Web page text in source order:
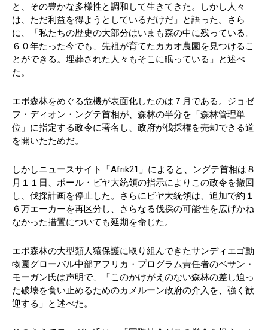
と、その豊かな多様性と調和して生きてきた。しかし人々
は、ただ利益を得ようとしているだけだ」と語った。さら
に、「私たちの歴史の大部分はいまも森の中に残っている。
６０年たった今でも、先祖が育てたカカオ農園を見つけるこ
とができる。埋葬された人々もそこに眠っている」と述べ
た。
エボ森林をめぐる危機が表面化したのは７月である。ジョゼ
フ・ディオン・ングテ首相が、森林の半分を「森林管理単
位」に指定する政令に署名し、政府が伐採権を売却できる道
を開いたためだ。
しかしニュースサイト「Afrik21」によると、ングテ首相は８
月１１日、ポール・ビヤ大統領の指示によりこの政令を撤回
し、伐採計画を停止した。さらにビヤ大統領は、追加で約１
６万エーカーを再区分し、さらなる伐採の可能性を広げかね
なかった措置についても延期を命じた。
エボ森林の大型類人猿保護に取り組んできたサンディエゴ動
物園グローバル中部アフリカ・プログラム責任者のベサン・
モーガン氏は声明で、「このかけがえのない森林の差し迫っ
た破壊を食い止めるためのカメルーン政府の介入を、強く歓
迎する」と述べた。